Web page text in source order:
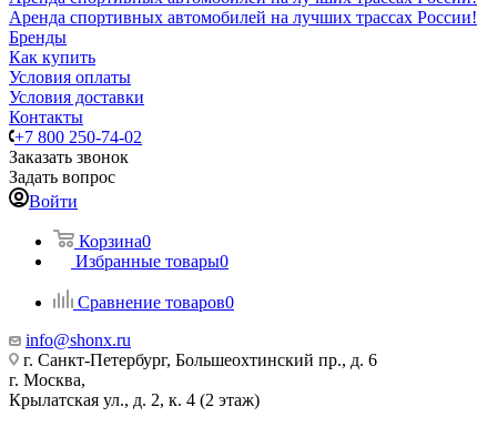
Аренда спортивных автомобилей на лучших трассах России!
Бренды
Как купить
Условия оплаты
Условия доставки
Контакты
+7 800 250-74-02
Заказать звонок
Задать вопрос
Войти
Корзина0
Избранные товары0
Сравнение товаров0
info@shonx.ru
г. Санкт-Петербург, Большеохтинский пр., д. 6
г. Москва,
Крылатская ул., д. 2, к. 4 (2 этаж)